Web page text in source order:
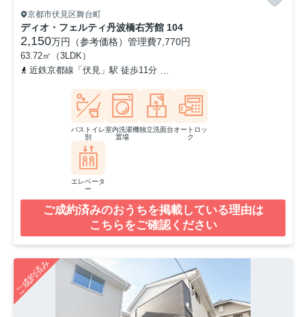
京都市伏見区舞台町
ディオ・フェルティ丹波橋右芳館 104
2,150万円（参考価格） 管理費7,770円
63.72㎡（3LDK）
近鉄京都線「伏見」駅 徒歩11分
バストイレ
別
室内洗濯機
置場
独立洗面台オートロッ
ク
エレベータ
ー
ご成約済みのおうちを掲載している理由は
こちらをご確認ください
ご成約済み